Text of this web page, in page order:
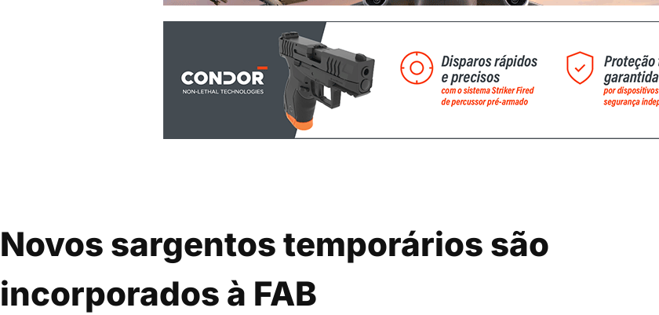
Novos sargentos temporários são
incorporados à FAB